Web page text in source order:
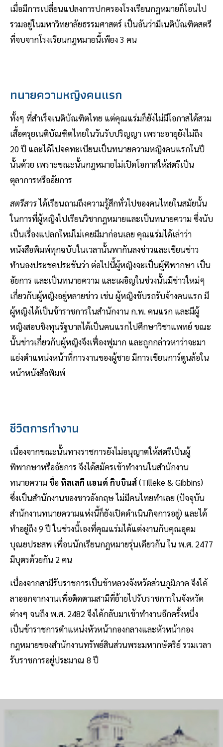
เมื่อมีการเปลี่ยนแปลงการปกครองโรงเรียนกฎหมายก็โอนไป
รวมอยู่ในมหาวิทยาลัยธรรมศาสตร์ เป็นอันว่ามีเนติบัณฑิตสตรี
ที่จบจากโรงเรียนกฎหมายนี้เพียง 3 คน
ทนายความหญิงคนแรก
ทั้งๆ ที่สำเร็จเนติบัณฑิตไทย แต่คุณแร่มก็ยังไม่มีโอกาสได้สวม
เสื้อครุยเนติบัณฑิตไทยในวันรับปริญญา เพราะอายุยังไม่ถึง
20 ปี และได้ไปจดทะเบียนเป็นทนายความหญิงคนแรกในปี
นั้นด้วย เพราะขณะนั้นกฎหมายไม่เปิดโอกาสให้สตรีเป็น
ตุลาการหรืออัยการ
สตรีสารได้เรียนถามถึงความรู้สึกทั่วไปของคนไทยในสมัยนั้น
ในการที่ผู้หญิงไปเรียนวิชากฎหมายและเป็นทนายความ ซึ่งนับ
เป็นเรื่องแปลกใหม่ไม่เคยมีมาก่อนเลย คุณแร่มได้เล่าว่า
หนังสือพิมพ์ทุกฉบับในเวลานั้นพากันลงข่าวและเขียนข่าว
ทำนองประชดประชันว่า ต่อไปนี้ผู้หญิงจะเป็นผู้พิพากษา เป็น
อัยการ และเป็นทนายความ และเผอิญในช่วงนั้นมีข่าวใหม่ๆ
เกี่ยวกับผู้หญิงอยู่หลายข่าว เช่น ผู้หญิงขับรถรับจ้างคนแรก มี
ผู้หญิงได้เป็นข้าราชการในสำนักงาน ก.พ. คนแรก และมีผู้
หญิงสอบชิงทุนรัฐบาลได้เป็นคนแรกไปศึกษาวิชาแพทย์ ขณะ
นั้นข่าวเกี่ยวกับผู้หญิงจึงเฟื่องฟูมาก และถูกกล่าวหาว่าจะมา
แย่งตำแหน่งหน้าที่การงานของผู้ชาย มีการเขียนการ์ตูนล้อใน
หน้าหนังสือพิมพ์
ชีวิตการทำงาน
เนื่องจากขณะนั้นทางราชการยังไม่อนุญาตให้สตรีเป็นผู้
พิพากษาหรืออัยการ จึงได้สมัครเข้าทำงานในสำนักงาน
ทนายความ ชื่อ ทิลเลกี แอนด์ กิบบินส์(Tilleke & Gibbins)
ซึ่งเป็นสำนักงานของชาวอังกฤษ ไม่มีคนไทยทำเลย (ปัจจุบัน
สำนักงานทนายความแห่งนี้ก็ยังเปิดดำเนินกิจการอยู่) และได้
ทำอยู่ถึง 9 ปี ในช่วงนี้เองที่คุณแร่มได้แต่งงานกับคุณอุดม
บุณยประสพ เพื่อนนักเรียนกฎหมายรุ่นเดียวกัน ใน พ.ศ. 2477
มีบุตรด้วยกัน 2 คน
เนื่องจากสามีรับราชการเป็นข้าหลวงจังหวัดส่วนภูมิภาค จึงได้
ลาออกจากงานเพื่อติดตามสามีที่ย้ายไปรับราชการในจังหวัด
ต่างๆ จนถึง พ.ศ. 2482 จึงได้กลับมาเข้าทำงานอีกครั้งหนึ่ง
เป็นข้าราชการตำแหน่งหัวหน้ากองกลางและหัวหน้ากอง
กฎหมายของสำนักงานทรัพย์สินส่วนพระมหากษัตริย์ รวมเวลา
รับราชการอยู่ประมาณ 8 ปี